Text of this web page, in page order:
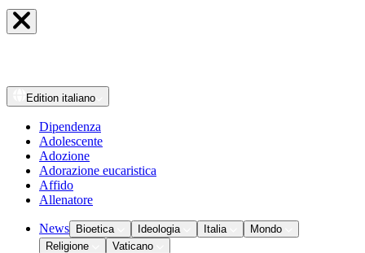
Edition italiano
Dipendenza
Adolescente
Adozione
Adorazione eucaristica
Affido
Allenatore
News Bioetica Ideologia Italia
Mondo
Religione
Vaticano